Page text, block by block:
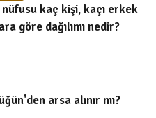
kaç kişi, kaçı erkek
göre dağılımı nedir?
arsa alınır mı?